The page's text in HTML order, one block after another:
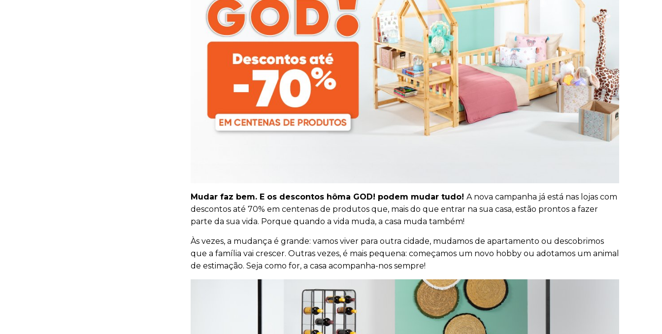
Mudar faz bem. E os descontos hôma GOD! podem mudar tudo! A nova campanha já está nas lojas com
descontos até 70% em centenas de produtos que, mais do que entrar na sua casa, estão prontos a fazer
parte da sua vida. Porque quando a vida muda, a casa muda também!
Às vezes, a mudança é grande: vamos viver para outra cidade, mudamos de apartamento ou descobrimos
que a família vai crescer. Outras vezes, é mais pequena: começamos um novo hobby ou adotamos um animal
de estimação. Seja como for, a casa acompanha-nos sempre!